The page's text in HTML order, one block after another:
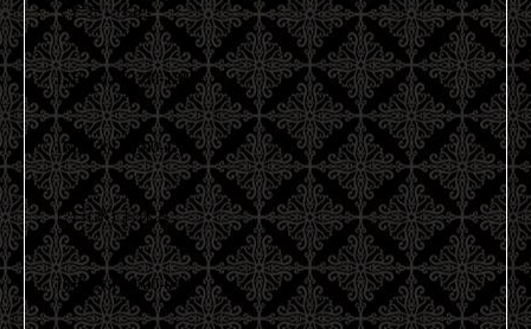
くださいねᙏ̤̫͚
15日(月) 21:00-1:00
16日(火) 20:00-1:00
17日(水) お休み
18日(木) 20:00-0:00